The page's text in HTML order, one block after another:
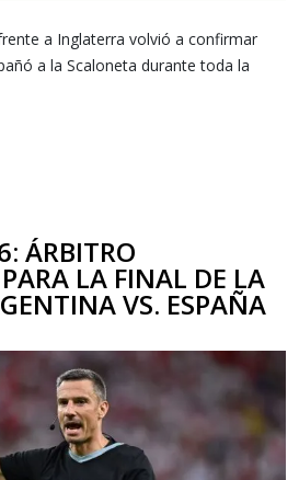
a Inglaterra volvió a confirmar
a la Scaloneta durante toda la
ÁRBITRO
LA FINAL DE LA
VS. ESPAÑA